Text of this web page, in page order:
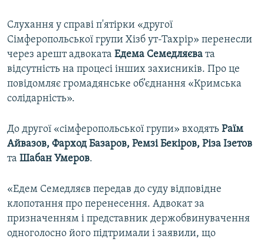
Усі сайти RFE/RL
Слухання у справі п'ятірки «другої
Сімферопольської групи Хізб ут-Тахрір» перенесли
через арешт адвоката Едема Семедляєва та
відсутність на процесі інших захисників. Про це
повідомляє громадянське об’єднання «Кримська
солідарність».
До другої «сімферопольської групи» входять Раїм
Айвазов, Фарход Базаров, Ремзі Бекіров, Різа Ізетов
та Шабан Умеров.
«Едем Семедляєв передав до суду відповідне
клопотання про перенесення. Адвокат за
призначенням і представник держобвинувачення
одноголосно його підтримали і заявили, що